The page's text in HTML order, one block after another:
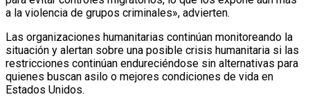
a la violencia de grupos criminales», advierten.
Las organizaciones humanitarias continúan monitoreando la
situación y alertan sobre una posible crisis humanitaria si las
restricciones continúan endureciéndose sin alternativas para
quienes buscan asilo o mejores condiciones de vida en
Estados Unidos.